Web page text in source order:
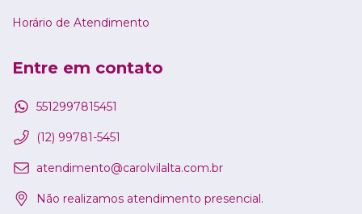
Horário de Atendimento
Entre em contato
5512997815451
(12) 99781-5451
atendimento@carolvilalta.com.br
Não realizamos atendimento presencial.